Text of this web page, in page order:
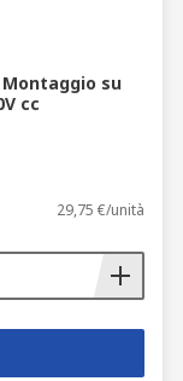
Montaggio su
cc
29,75 €/unità